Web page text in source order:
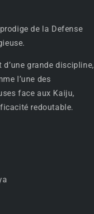
de la Defense
d’une grande discipline,
l’une des
face aux Kaiju,
redoutable.